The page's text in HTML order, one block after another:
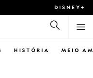
DISNEY+
HISTÓRIA MEIO